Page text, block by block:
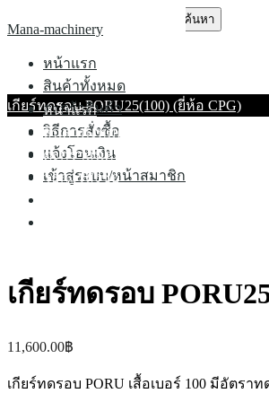
to
Mana-machinery
หน้าแรก
สินค้าทั้งหมด
ตะกร้าสินค้า
วิธีการสั่งซื้อ
แจ้งโอนเงิน
เข้าสู่ระบบ/หน้าสมาชิก
หน้าแรก
สินค้าทั้งหมด
ตะกร้าสินค้า
วิธีการสั่งซื้อ
สำหรับ:
เกียร์ทดรอบ PORU25(100) (ยี่ห้อ CPG)
เกียร์ทดรอบ
11,600.00฿
เกียร์ทดรอบ PORU เสื้อเบอร์ 100 มีอัตราท